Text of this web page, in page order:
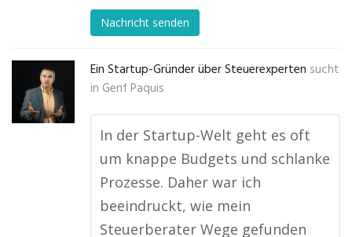
Nachricht senden
Ein Startup-Gründer über Steuerexperten sucht
in Genf Paquis
In der Startup-Welt geht es oft
um knappe Budgets und schlanke
Prozesse. Daher war ich
beeindruckt, wie mein
Steuerberater Wege gefunden